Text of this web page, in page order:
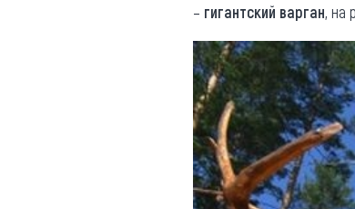
– гигантский варган, на